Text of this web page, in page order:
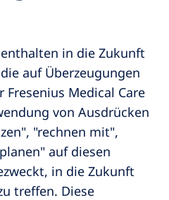
in die Zukunft
auf Überzeugungen
Medical Care
von Ausdrücken
"rechnen mit",
auf diesen
in die Zukunft
treffen. Diese